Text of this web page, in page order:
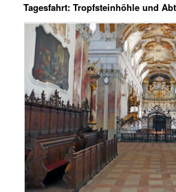
Tagesfahrt:Tropfsteinhöhle und